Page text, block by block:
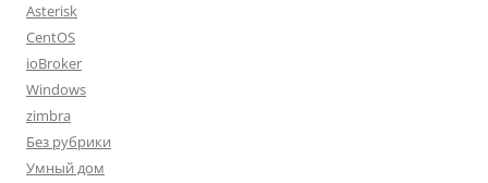
Asterisk
CentOS
ioBroker
Windows
zimbra
Без рубрики
Умный дом